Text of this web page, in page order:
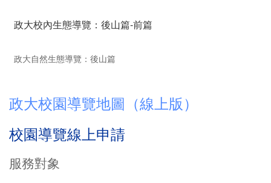
政大校內生態導覽：後山篇-前篇
政大自然生態導覽：後山篇
政大校園導覽地圖（線上版）
校園導覽線上申請
服務對象